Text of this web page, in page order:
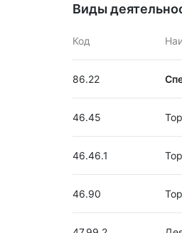
Виды
Код
86.22
46.45
46.46.1
46.90